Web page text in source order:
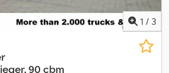
1 / 3
90 cbm